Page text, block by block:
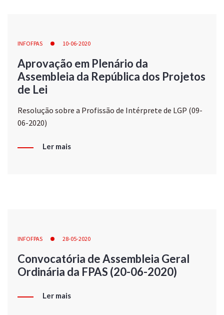
INFOFPAS 10-06-2020
Aprovação em Plenário da
Assembleia da República dos Projetos
de Lei
Resolução sobre a Profissão de Intérprete de LGP (09-
06-2020)
Ler mais
INFOFPAS 28-05-2020
Convocatória de Assembleia Geral
Ordinária da FPAS (20-06-2020)
Ler mais